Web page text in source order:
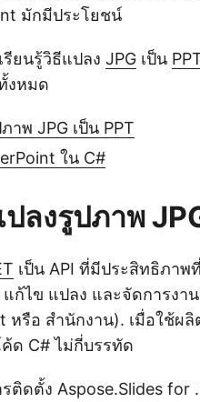
มักมีประโยชน์
ยนรู้วิธีแปลง JPG เป็น
งหมด
าพ JPG เป็น PPT
ใน C#
ลงรูปภาพ
เป็น API ที่มีประสิทธิภา
ก้ไข แปลง และจัดการงา
หรือ สำนักงาน). เมื่อใช้
ด C# ไม่กี่บรรทัด
ติดตั้ง Aspose.Slides for